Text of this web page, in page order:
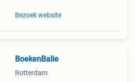
Bezoek website
BoekenBalie
Rotterdam